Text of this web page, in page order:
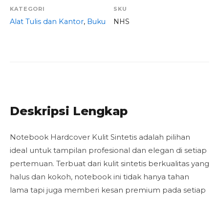
KATEGORI
Alat Tulis dan Kantor, Buku
SKU
NHS
Deskripsi Lengkap
Notebook Hardcover Kulit Sintetis adalah pilihan
ideal untuk tampilan profesional dan elegan di setiap
pertemuan. Terbuat dari kulit sintetis berkualitas yang
halus dan kokoh, notebook ini tidak hanya tahan
lama tapi juga memberi kesan premium pada setiap